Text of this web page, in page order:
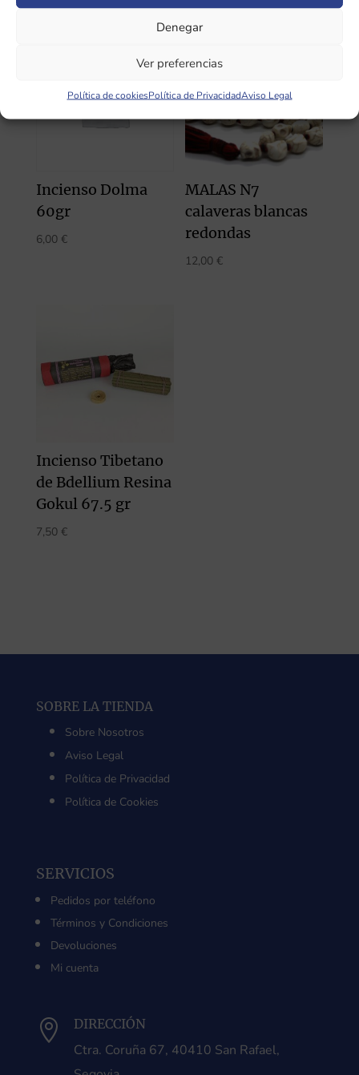
Denegar
Ver preferencias
Política de cookiesPolítica de PrivacidadAviso Legal
Productos relacionados
Incienso Dolma
60gr
6,00 €
MALAS N7
calaveras blancas
redondas
12,00 €
Incienso Tibetano
de Bdellium Resina
Gokul 67.5 gr
7,50 €
SOBRE LA TIENDA
Sobre Nosotros
Aviso Legal
Política de Privacidad
Política de Cookies
SERVICIOS
Pedidos por teléfono
Términos y Condiciones
Devoluciones
Mi cuenta
 DIRECCIÓN
Ctra. Coruña 67, 40410 San Rafael,